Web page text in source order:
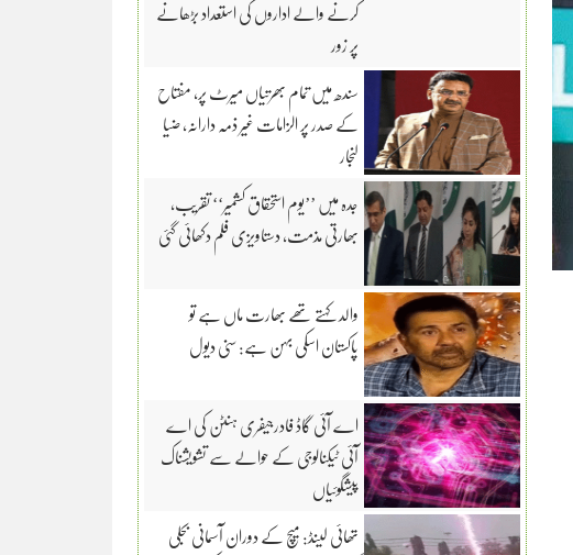
کرنے والے اداروں کی استعداد بڑھانے
پر زور
سندھ میں تمام بھرتیاں میرٹ پر، مفتاح
کے صدر پر الزامات غیر ذمہ دارانہ، ضیا
لنجار
جدہ میں ’’یوم استحقاق کشمیر‘‘ تقریب،
بھارتی مذمت، دستاویزی فلم دکھائی گئی
والد کہتے تھے بھارت ماں ہے تو
پاکستان اسکی بہن ہے: سنی دیول
اے آئی گاڈ فادرجیفری ہنٹن کی اے
آئی ٹیکنالوجی کے حوالے سے تشویشناک
پیشگوئیاں
تھائی لینڈ: میچ کے دوران آسمانی بجلی